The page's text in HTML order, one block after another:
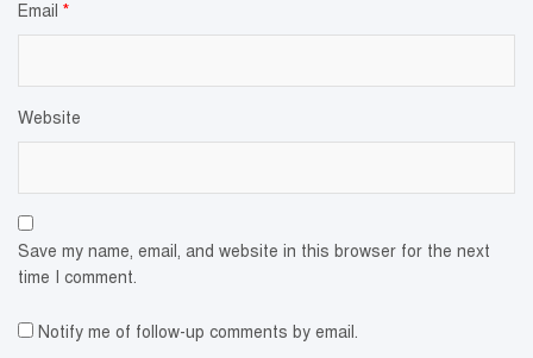
Email *
Website
Save my name, email, and website in this browser for the next
time I comment.
Notify me of follow-up comments by email.